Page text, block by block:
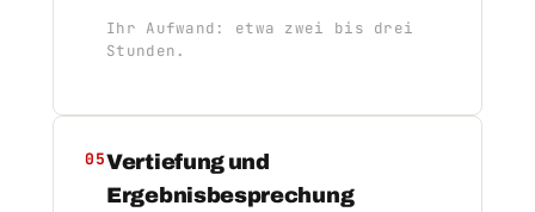
Ihr Aufwand: etwa zwei bis drei
Stunden.
05Vertiefung und
Ergebnisbesprechung